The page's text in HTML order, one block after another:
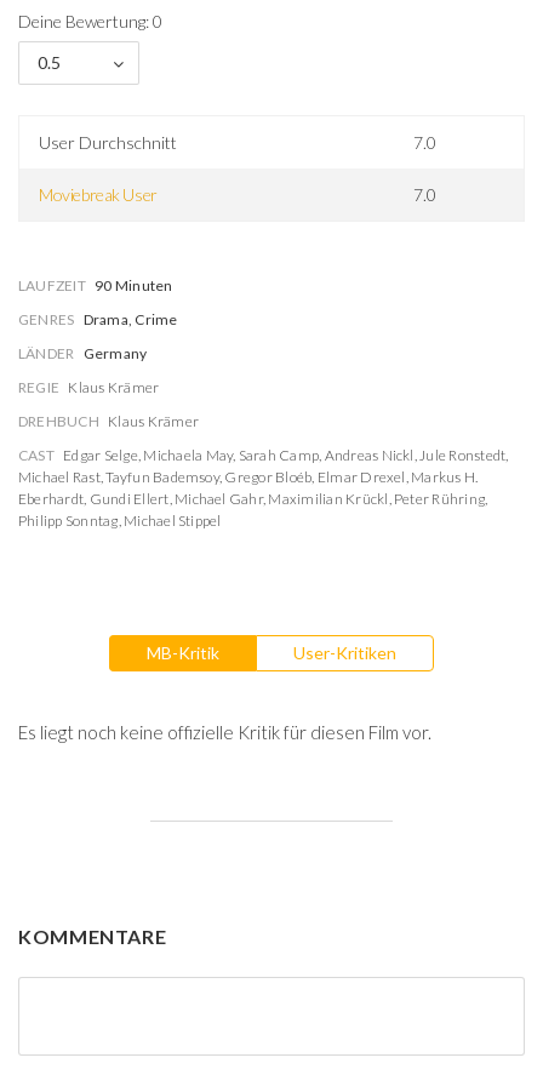
Deine Bewertung: 0
0.5
User Durchschnitt 7.0
Moviebreak User 7.0
LAUFZEIT 90 Minuten
GENRES Drama, Crime
LÄNDER Germany
REGIE Klaus Krämer
DREHBUCH Klaus Krämer
CAST Edgar Selge, Michaela May, Sarah Camp, Andreas Nickl,Jule Ronstedt,
Michael Rast,Tayfun Bademsoy, Gregor Bloéb, Elmar Drexel, Markus H.
Eberhardt, Gundi Ellert, Michael Gahr, Maximilian Krückl, Peter Rühring,
Philipp Sonntag, Michael Stippel
MB-Kritik User-Kritiken
Es liegt noch keine offizielle Kritik für diesen Film vor.
KOMMENTARE